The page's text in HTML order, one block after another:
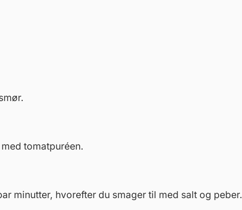
tomatpuréen.
minutter, hvorefter du smager til med salt og peber.